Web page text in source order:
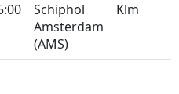
Schiphol
Amsterdam
(AMS)
Klm